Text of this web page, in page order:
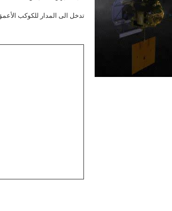
تدخل الى المدار للكوكب